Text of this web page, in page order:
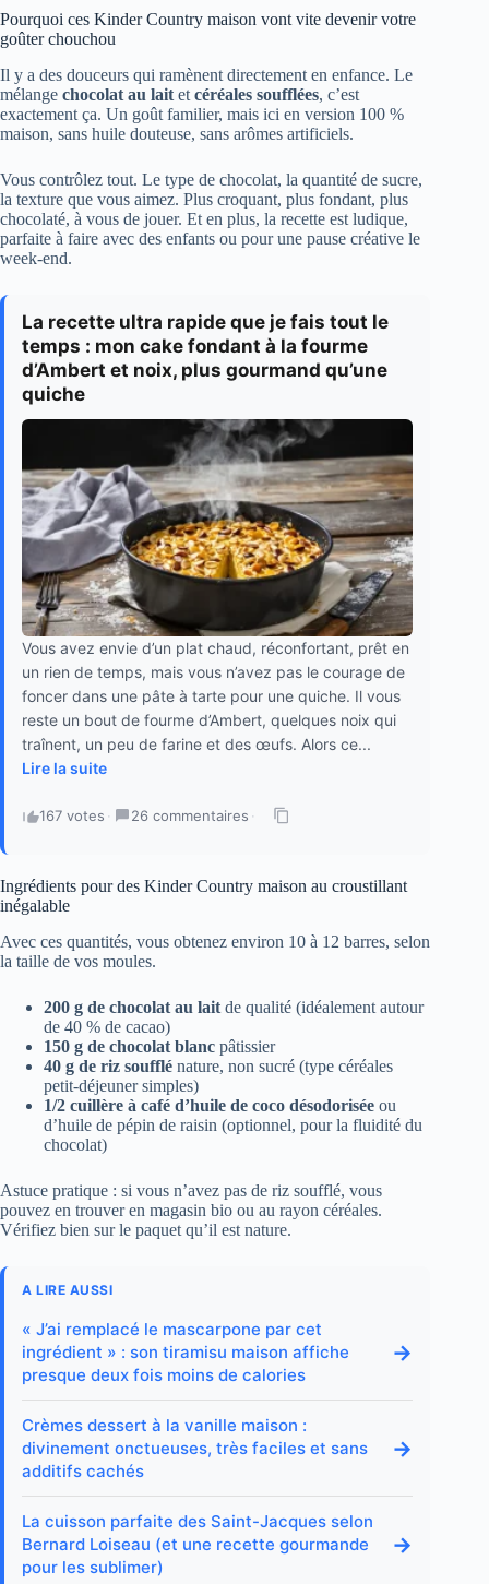
Pourquoi ces Kinder Country maison vont vite devenir votre
goûter chouchou
Il y a des douceurs qui ramènent directement en enfance. Le
mélange chocolat au lait et céréales soufflées, c’est
exactement ça. Un goût familier, mais ici en version 100 %
maison, sans huile douteuse, sans arômes artificiels.
Vous contrôlez tout. Le type de chocolat, la quantité de sucre,
la texture que vous aimez. Plus croquant, plus fondant, plus
chocolaté, à vous de jouer. Et en plus, la recette est ludique,
parfaite à faire avec des enfants ou pour une pause créative le
week-end.
La recette ultra rapide que je fais tout le
temps : mon cake fondant à la fourme
d’Ambert et noix, plus gourmand qu’une
quiche
Vous avez envie d’un plat chaud, réconfortant, prêt en
un rien de temps, mais vous n’avez pas le courage de
foncer dans une pâte à tarte pour une quiche. Il vous
reste un bout de fourme d’Ambert, quelques noix qui
traînent, un peu de farine et des œufs. Alors ce...
Lire la suite
167 votes · 26 commentaires ·
Ingrédients pour des Kinder Country maison au croustillant
inégalable
Avec ces quantités, vous obtenez environ 10 à 12 barres, selon
la taille de vos moules.
200 g de chocolat au lait de qualité (idéalement autour
de 40 % de cacao)
150 g de chocolat blanc pâtissier
40 g de riz soufflé nature, non sucré (type céréales
petit-déjeuner simples)
1/2 cuillère à café d’huile de coco désodorisée ou
d’huile de pépin de raisin (optionnel, pour la fluidité du
chocolat)
Astuce pratique : si vous n’avez pas de riz soufflé, vous
pouvez en trouver en magasin bio ou au rayon céréales.
Vérifiez bien sur le paquet qu’il est nature.
A LIRE AUSSI
« J’ai remplacé le mascarpone par cet
ingrédient » : son tiramisu maison affiche
presque deux fois moins de calories
→
Crèmes dessert à la vanille maison :
divinement onctueuses, très faciles et sans
additifs cachés
→
La cuisson parfaite des Saint-Jacques selon
Bernard Loiseau (et une recette gourmande
pour les sublimer)
→